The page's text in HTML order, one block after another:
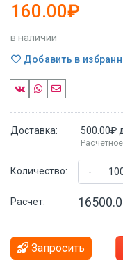
160.00₽
в наличии
Добавить в
Доставка: 500.00₽
Количество: -
Расчет:
Запросить